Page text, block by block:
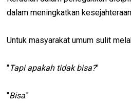
dalam meningkatkan
Untuk masyarakat umum sulit
"Tapi apakah tidak bisa?"
"Bisa."